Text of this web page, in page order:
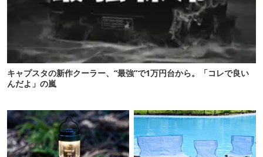
キャプスタの新作クーラー、“最強”で1万円台から。「コレで良い
んだよ」の嵐